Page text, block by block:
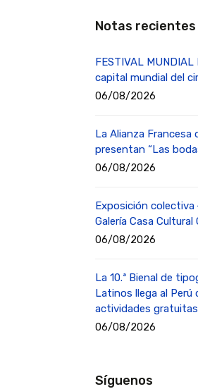
Notas recientes
FESTIVAL
capital mundial del
06/08/2026
La Alianza Francesa
presentan “Las
06/08/2026
Exposición colectiva
Galería Casa Cultural
06/08/2026
La 10.ª Bienal de
Latinos llega al Perú
actividades gratuitas
06/08/2026
Síguenos